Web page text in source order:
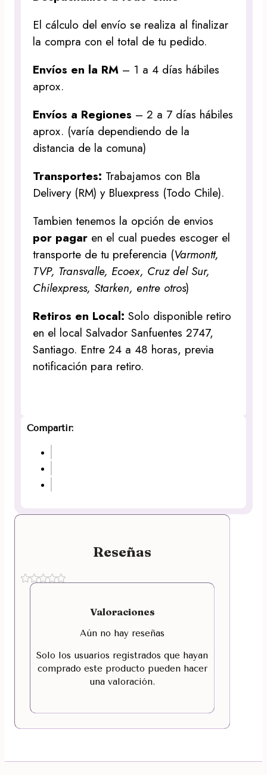
El cálculo del envío se realiza al finalizar
la compra con el total de tu pedido.
Envíos en la RM – 1 a 4 días hábiles
aprox.
Envíos a Regiones – 2 a 7 días hábiles
aprox. (varía dependiendo de la
distancia de la comuna)
Transportes: Trabajamos con Bla
Delivery (RM) y Bluexpress (Todo Chile).
Tambien tenemos la opción de envios
por pagar en el cual puedes escoger el
transporte de tu preferencia (Varmontt,
TVP, Transvalle, Ecoex, Cruz del Sur,
Chilexpress, Starken, entre otros)
Retiros en Local:Solo disponible retiro
en el local Salvador Sanfuentes 2747,
Santiago. Entre 24 a 48 horas, previa
notificación para retiro.
Compartir:
Reseñas
Valoraciones
Aún no hay reseñas
Solo los usuarios registrados que hayan
comprado este producto pueden hacer
una valoración.